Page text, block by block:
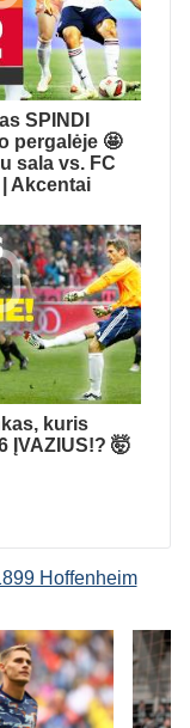
SPINDI
pergalėje 🤩
sala vs. FC
Akcentai
kuris
ĮVAZIUS!? 🤯
Hoffenheim